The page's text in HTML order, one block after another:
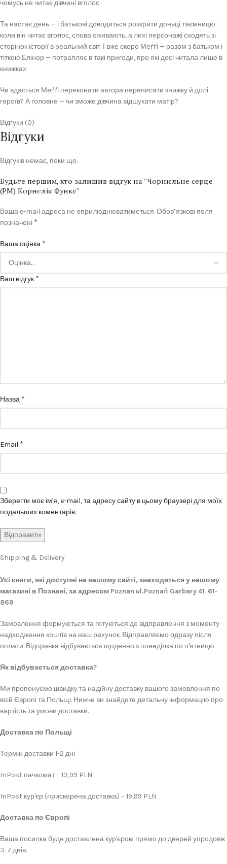
чомусь не читає дівчині вголос
Та настає день — і батькові доводиться розкрити доньці таємницю:
коли він читає вголос, слова оживають, а лихі персонажі сходять зі
сторінок історії в реальний світ. І вже скоро Меґґі — разом з батьком і
тіткою Елінор — потрапляє в такі пригоди, про які досі читала лише в
книжках
Чи вдасться Меґґі переконати автора переписати книжку й долі
героїв? А головне — чи зможе дівчина відшукати матір?
Відгуки (0)
Відгуки
Відгуків немає, поки що.
Будьте першим, хто залишив відгук на “Чорнильне серце
(РМ) Корнелія Функе”
Ваша e-mail адреса не оприлюднюватиметься.Обов’язкові поля
позначені *
Ваша оцінка *
Ваш відгук *
Назва *
Email *
Зберегти моє ім'я, e-mail, та адресу сайту в цьому браузері для моїх
подальших коментарів.
Shipping & Delivery
Усі книги, які доступні на нашому сайті, знаходяться у нашому
магазині в Познані, за адресом Poznan ul.Poznań Garbary 41 61-
869
Замовлення формуються та готуються до відправлення з моменту
надходження коштів на наш рахунок. Відправляємо одразу після
оплати. Відправка відбувається щоденно з понеділка по п'ятницю.
Як відбувається доставка?
Ми пропонуємо швидку та надійну доставку вашого замовлення по
всій Європі та Польщі. Нижче ви знайдете детальну інформацію про
вартість та умови доставки.
Доставка по Польщі
Термін доставки 1-2 дні
InPost пачкомат – 13,99 PLN
InPost кур'єр (прискорена доставка) – 19,99 PLN
Доставка по Європі
Ваша посилка буде доставлена кур'єром прямо до дверей упродовж
3-7 днів.